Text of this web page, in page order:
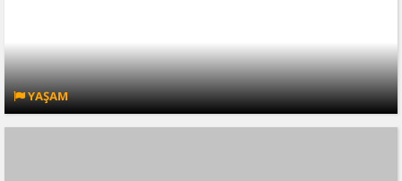
YAŞAM